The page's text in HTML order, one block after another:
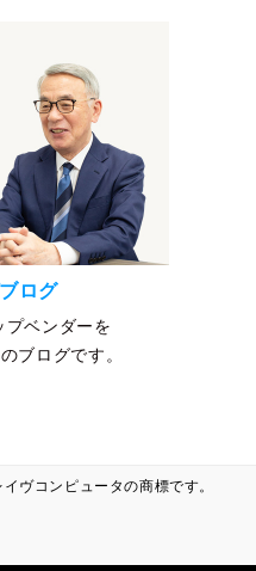
ログ
プベンダーを
ブログです。
ヴコンピュータの商標です。